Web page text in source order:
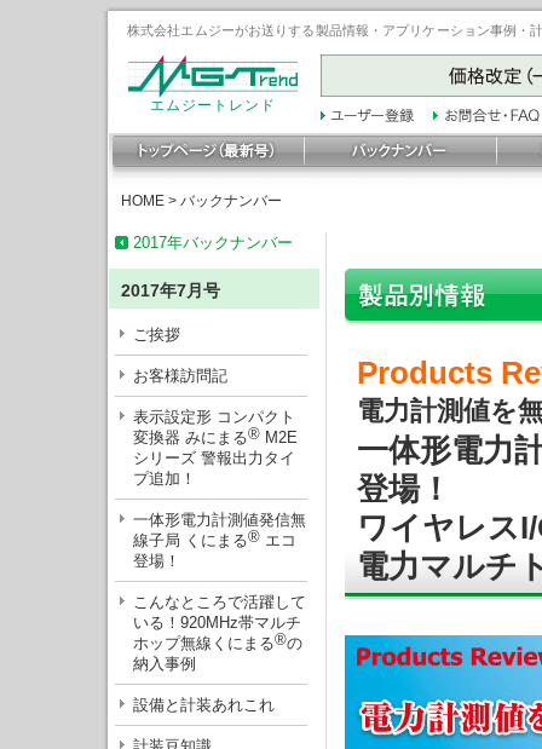
株式会社エムジーがお送りする製品情報・アプリケーション事例
エムジートレンド
HOME > バックナンバー
2017年バックナンバー
2017年7月号
ご挨拶
お客様訪問記
表示設定形 コンパクト
変換器 みにまる® M2E
シリーズ 警報出力タイ
プ追加！
一体形電力計測値発信無
線子局 くにまる® エコ
登場！
こんなところで活躍して
いる！920MHz帯マルチ
ホップ無線くにまる®の
納入事例
設備と計装あれこれ
Products
電力計測値を
一体形電力
登場！
ワイヤレス
電力マルチ